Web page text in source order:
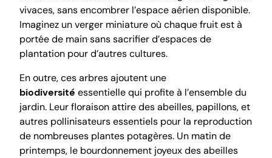
vivaces, sans encombrer l’espace aérien disponible.
Imaginez un verger miniature où chaque fruit est à
portée de main sans sacrifier d’espaces de
plantation pour d’autres cultures.
En outre, ces arbres ajoutent une
biodiversité essentielle qui profite à l’ensemble du
jardin. Leur floraison attire des abeilles, papillons, et
autres pollinisateurs essentiels pour la reproduction
de nombreuses plantes potagères. Un matin de
printemps, le bourdonnement joyeux des abeilles